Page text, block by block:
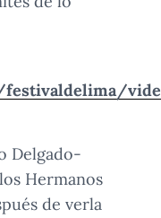
Delgado-
Hermanos
de verla